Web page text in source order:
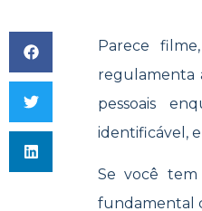
Parece
regulamenta
pessoais
identificável,
Se você
fundamental